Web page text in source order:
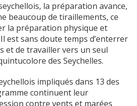
la préparation avance,
beaucoup de tiraillements, ce
la préparation physique et
est sans doute temps d’enterrer
et de travailler vers un seul
des Seychelles.
impliqués dans 13 des
continuent leur
contre vents et marées